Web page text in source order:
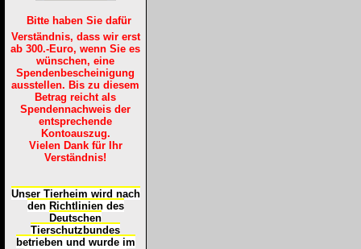
Bitte haben Sie dafür
Verständnis, dass wir erst
ab 300.-Euro, wenn Sie es
wünschen, eine
Spendenbescheinigung
ausstellen. Bis zu diesem
Betrag reicht als
Spendennachweis der
entsprechende
Kontoauszug.
Vielen Dank für Ihr
Verständnis!
Unser Tierheim wird nach
den Richtlinien des
Deutschen
Tierschutzbundes
betrieben und wurde im